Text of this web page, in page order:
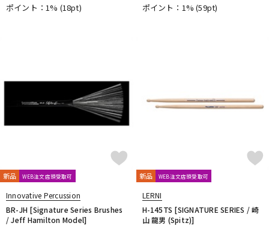
ポイント：1% (18pt) ポイント：1%(59pt)
新品 WEB注文店頭受取可
Innovative Percussion
BR-JH [Signature Series Brushes
/ Jeff Hamilton Model]
新品 WEB注文店頭受取可
LERNI
H-145TS [SIGNATURE SERIES / 崎
山 龍男 (Spitz)]